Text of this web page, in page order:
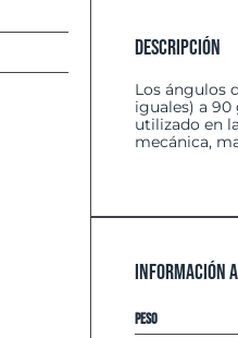
Descripción
Los ángulos
iguales) a 90
utilizado en
mecánica,
Información
Peso